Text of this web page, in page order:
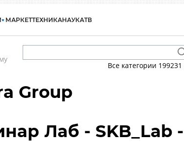
МАРКЕТТЕХНИКАНАУКАТВ
Все категории 199231
Group
Лаб - SKB_Lab -